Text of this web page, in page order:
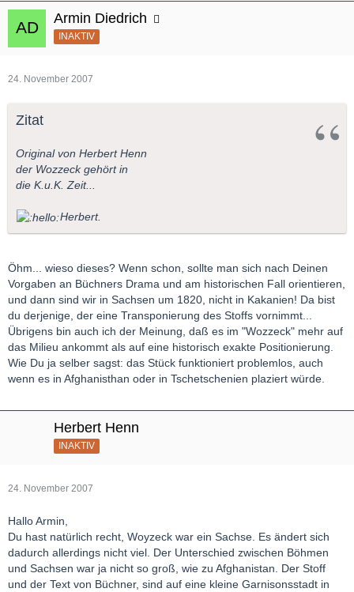
Armin Diedrich
INAKTIV
24. November 2007
Zitat
Original von Herbert Henn
der Wozzeck gehört in
die K.u.K. Zeit...
Herbert.
Öhm... wieso dieses? Wenn schon, sollte man sich nach Deinen
Vorgaben an Büchners Drama und am historischen Fall orientieren,
und dann sind wir in Sachsen um 1820, nicht in Kakanien! Da bist
du derjenige, der eine Transponierung des Stoffs vornimmt...
Übrigens bin auch ich der Meinung, daß es im "Wozzeck" mehr auf
das Milieu ankommt als auf eine historisch exakte Positionierung.
Wie Du ja selber sagst: das Stück funktioniert problemlos, auch
wenn es in Afghanisthan oder in Tschetschenien plaziert würde.
Herbert Henn
INAKTIV
24. November 2007
Hallo Armin,
Du hast natürlich recht, Woyzeck war ein Sachse. Es ändert sich
dadurch allerdings nicht viel. Der Unterschied zwischen Böhmen
und Sachsen war ja nicht so groß, wie zu Afghanistan. Der Stoff
und der Text von Büchner, sind auf eine kleine Garnisonsstadt in